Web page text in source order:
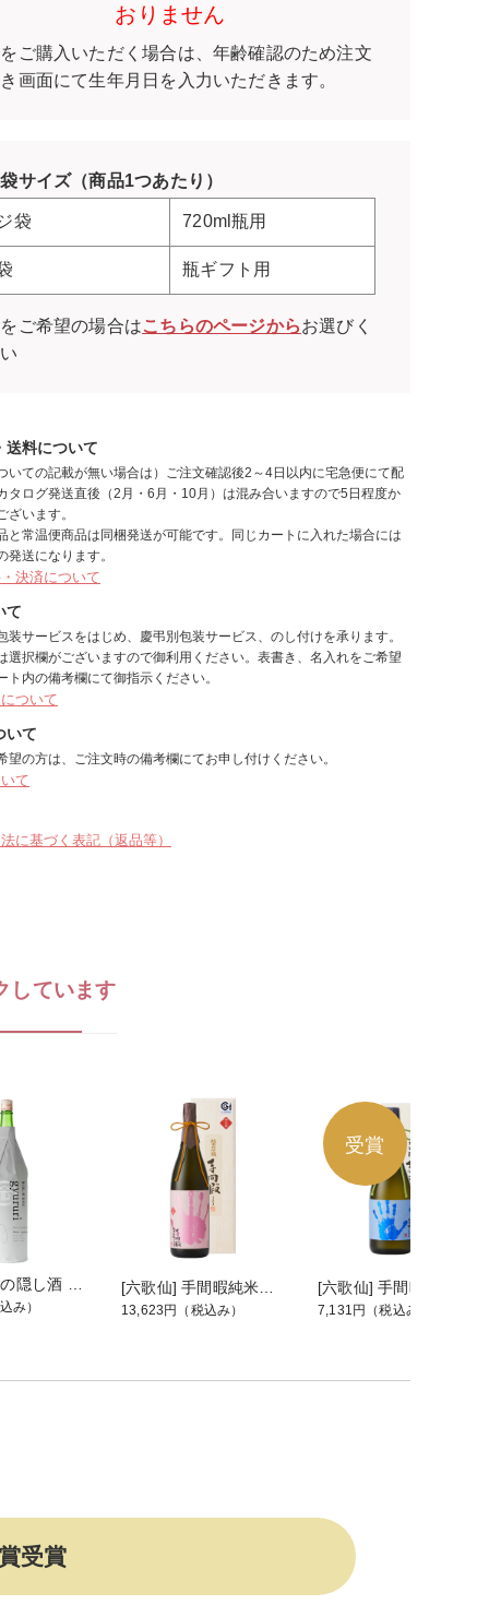
おりません
ご購入いただく場合は、年齢確認のため注文
画面にて生年月日を入力いただきます。
サイズ（商品1つあたり）
袋 720ml瓶用
瓶ギフト用
ご希望の場合はこちらのページからお選びく
送料について
いての記載が無い場合は）ご注文確認後2～4日以内に宅急便にて配
タログ発送直後（2月・6月・10月）は混み合いますので5日程度か
ざいます。
と常温便商品は同梱発送が可能です。同じカートに入れた場合には
発送になります。
決済について
て
装サービスをはじめ、慶弔別包装サービス、のし付けを承ります。
選択欄がございますので御利用ください。表書き、名入れをご希望
ト内の備考欄にて御指示ください。
ついて
いて
望の方は、ご注文時の備考欄にてお申し付けください。
て
に基づく表記（返品等）
しています
み） 13,623円 （税込み） 7,131円 （税込み）
受賞